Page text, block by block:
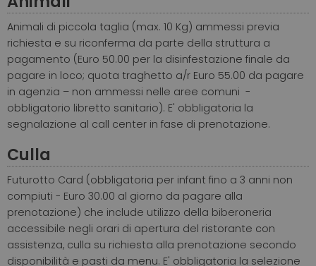
Animali di piccola taglia (max. 10 Kg) ammessi previa
richiesta e su riconferma da parte della struttura a
pagamento (Euro 50.00 per la disinfestazione finale da
pagare in loco; quota traghetto a/r Euro 55.00 da pagare
in agenzia – non ammessi nelle aree comuni -
obbligatorio libretto sanitario). E' obbligatoria la
segnalazione al call center in fase di prenotazione.
Culla
Futurotto Card (obbligatoria per infant fino a 3 anni non
compiuti - Euro 30.00 al giorno da pagare alla
prenotazione) che include utilizzo della biberoneria
accessibile negli orari di apertura del ristorante con
assistenza, culla su richiesta alla prenotazione secondo
disponibilità e pasti da menu. E' obbligatoria la selezione